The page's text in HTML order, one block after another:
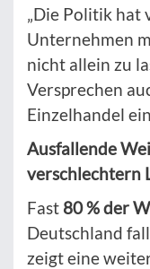
„Die Politik hat
Unternehmen
nicht allein zu
Versprechen
Einzelhandel
Ausfallende
verschlechtern
Fast 80 % der
Deutschland
zeigt eine